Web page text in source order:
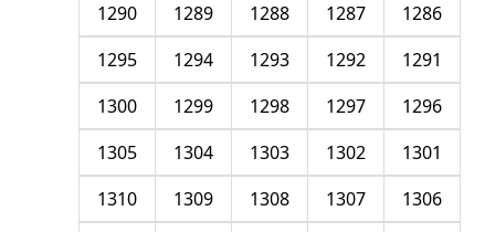
1286
1287
1288
1289
1290
1291
1292
1293
1294
1295
1296
1297
1298
1299
1300
1301
1302
1303
1304
1305
1306
1307
1308
1309
1310